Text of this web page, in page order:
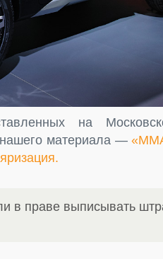
на
материала —
в праве выписывать